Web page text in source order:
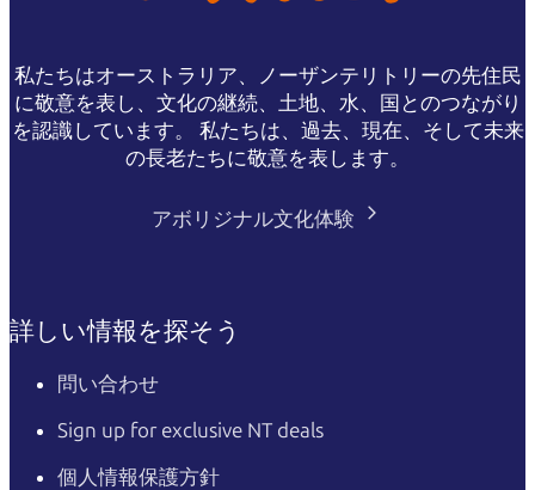
私たちはオーストラリア、ノーザンテリトリーの先住民
に敬意を表し、文化の継続、土地、水、国とのつながり
を認識しています。 私たちは、過去、現在、そして未来
の長老たちに敬意を表します。
アボリジナル文化体験
詳しい情報を探そう
問い合わせ
Sign up for exclusive NT deals
個人情報保護方針